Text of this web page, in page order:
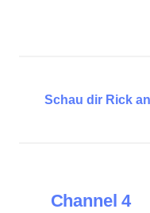
Schau dir Rick
Channel 4